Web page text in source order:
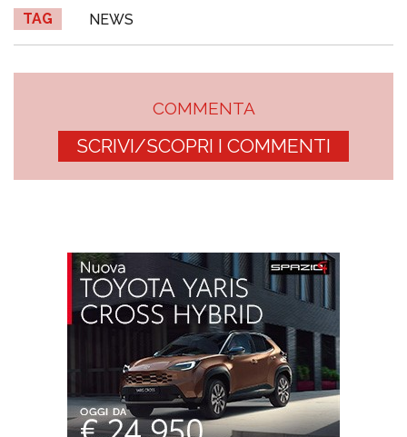
TAG NEWS
COMMENTA
SCRIVI/SCOPRI I COMMENTI